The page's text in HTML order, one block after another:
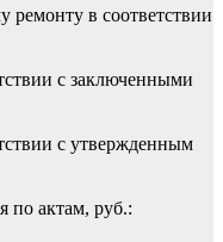
ремонту в соответствии
с заключенными
с утвержденным
по актам, руб.: